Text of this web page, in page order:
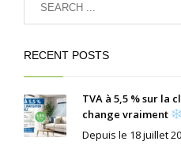
RECENT POSTS
TVA à 5,5 % sur la
change vraiment
Depuis le 18 juillet